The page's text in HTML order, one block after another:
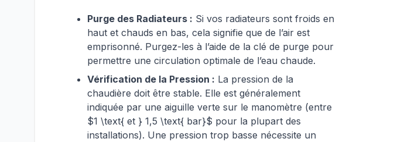
Purge des Radiateurs : Si vos radiateurs sont froids en
haut et chauds en bas, cela signifie que de l’air est
emprisonné. Purgez-les à l’aide de la clé de purge pour
permettre une circulation optimale de l’eau chaude.
Vérification de la Pression : La pression de la
chaudière doit être stable. Elle est généralement
indiquée par une aiguille verte sur le manomètre (entre
$1 \text{ et } 1,5 \text{ bar}$ pour la plupart des
installations). Une pression trop basse nécessite un